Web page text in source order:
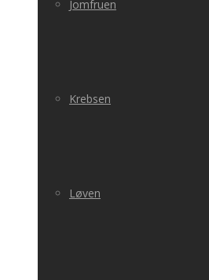
Jomfruen
Krebsen
Løven